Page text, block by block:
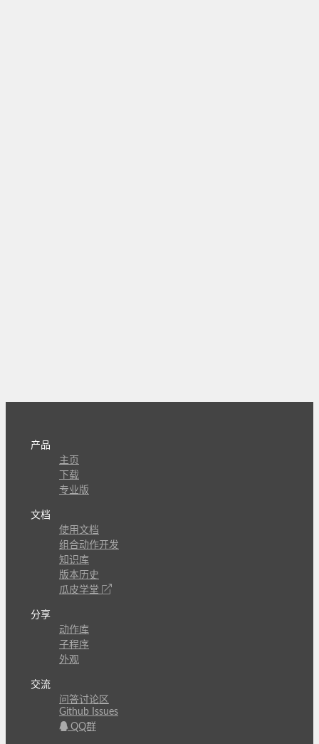
产品
主页
下载
专业版
文档
使用文档
组合动作开发
知识库
版本历史
瓜皮学堂
分享
动作库
子程序
外观
交流
问答讨论区
Github Issues
QQ群